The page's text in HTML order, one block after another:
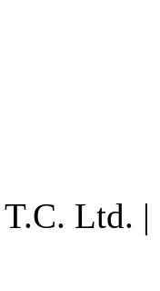
Ltd. |